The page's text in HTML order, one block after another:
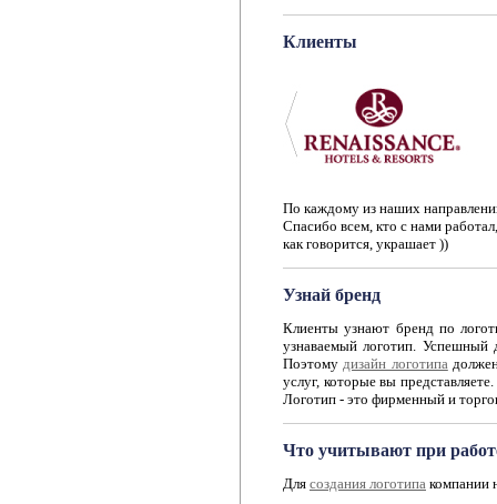
Клиенты
По каждому из наших
Спасибо всем, кто с нами
как говорится, украшает ))
Узнай бренд
Клиенты узнают бренд по
узнаваемый логотип. Успешный
Поэтомудизайн логотипа
услуг, которые вы
Логотип - это фирменный и
Что учитывают при
Для создания логотипа компании